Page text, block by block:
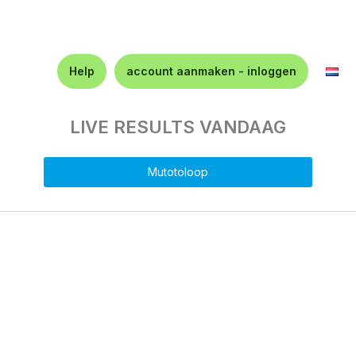
Help account aanmaken - inloggen
LIVE RESULTS VANDAAG
Mutotoloop